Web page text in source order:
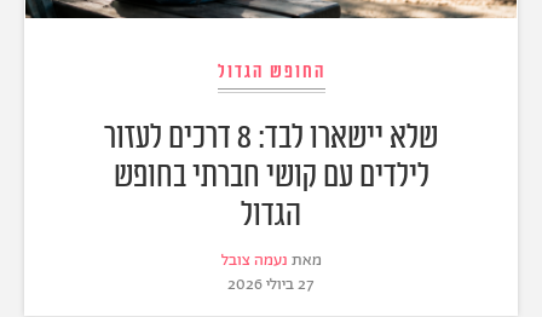
החופש הגדול
שלא יישארו לבד: 8 דרכים לעזור
לילדים עם קושי חברתי בחופש
הגדול
מאת נעמה צובל
27 ביולי 2026